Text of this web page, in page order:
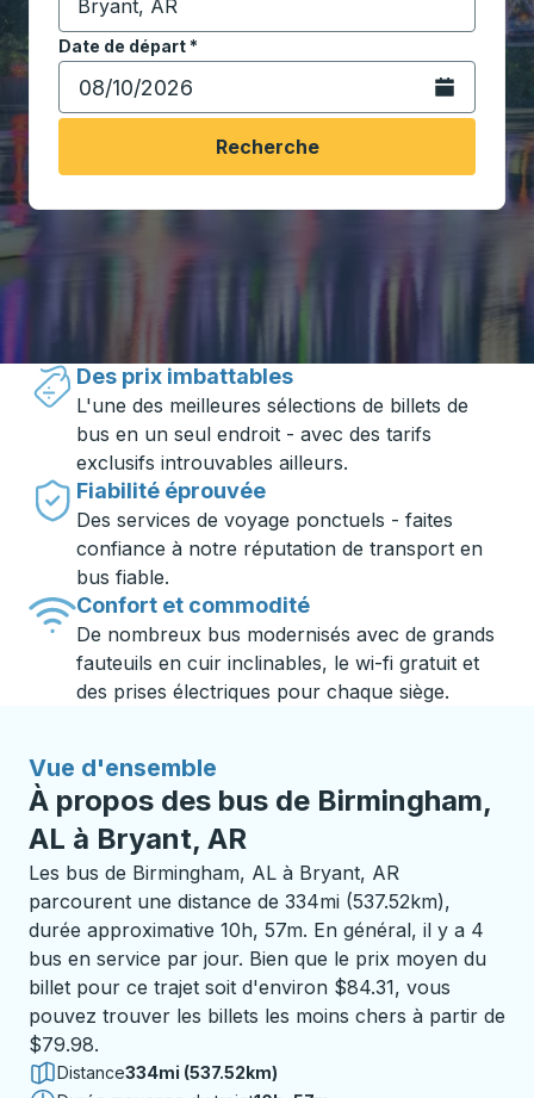
Commencez à saisir la ville de destination pour
Date de départ*
Tapez la date au format date Barre oblique du mois à
Ouvrez le
Recherche
Voyager en toute simplicité avec
Trailways
Des prix imbattables
L'une des meilleures sélections de billets de
bus en un seul endroit - avec des tarifs
exclusifs introuvables ailleurs.
Fiabilité éprouvée
Des services de voyage ponctuels - faites
confiance à notre réputation de transport en
bus fiable.
Confort et commodité
De nombreux bus modernisés avec de grands
fauteuils en cuir inclinables, le wi-fi gratuit et
des prises électriques pour chaque siège.
Vue d'ensemble
À propos des bus de Birmingham,
AL à Bryant, AR
Les bus de Birmingham, AL à Bryant, AR
parcourent une distance de 334mi (537.52km),
durée approximative 10h, 57m. En général, il y a 4
bus en service par jour. Bien que le prix moyen du
billet pour ce trajet soit d'environ $84.31, vous
pouvez trouver les billets les moins chers à partir de
$79.98.
Distance334mi (537.52km)